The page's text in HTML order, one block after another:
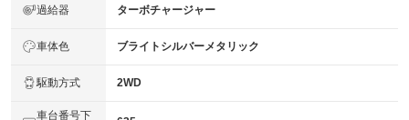
過給器 ターボチャージャー
車体色 ブライトシルバーメタリック
駆動方式 2WD
車台番号下